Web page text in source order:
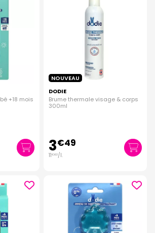
+18 mois
NOUVEAU
DODIE
Brume thermale visage & corps
300ml
3€49
11€63/l.